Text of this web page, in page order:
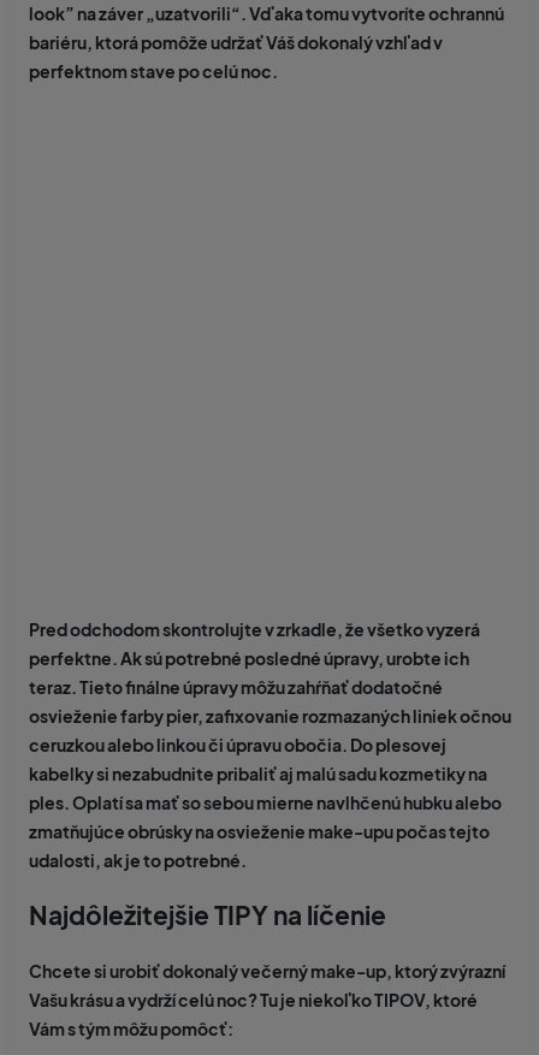
look” na záver „uzatvorili“. Vďaka tomu vytvoríte ochrannú
bariéru, ktorá pomôže udržať Váš dokonalý vzhľad v
perfektnom stave po celú noc.
Pred odchodom skontrolujte v zrkadle, že všetko vyzerá
perfektne. Ak sú potrebné posledné úpravy, urobte ich
teraz. Tieto finálne úpravy môžu zahŕňať dodatočné
osvieženie farby pier, zafixovanie rozmazaných liniek očnou
ceruzkou alebo linkou či úpravu obočia. Do plesovej
kabelky si nezabudnite pribaliť aj malú sadu kozmetiky na
ples.Oplatí sa mať so sebou mierne navlhčenú hubku alebo
zmatňujúce obrúsky na osvieženie make-upu počas tejto
udalosti, ak je to potrebné.
Najdôležitejšie TIPY na líčenie
Chcete si urobiť dokonalý večerný make-up, ktorý zvýrazní
Vašu krásu a vydrží celú noc? Tu je niekoľko TIPOV, ktoré
Vám s tým môžu pomôcť: